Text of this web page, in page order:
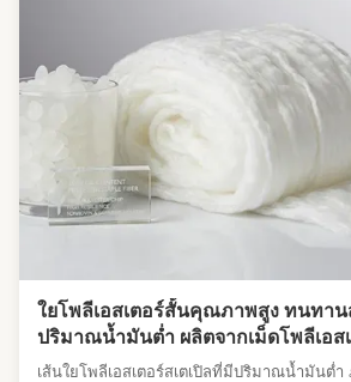
ใยโพลีเอสเตอร์สั้นคุณภาพสูง ทนทาน
ปริมาณน้ำมันต่ำ ผลิตจากเม็ดโพลีเอส
100%
เส้นใยโพลีเอสเตอร์สเตเปิลที่มีปริมาณน้ำมันต่ำ